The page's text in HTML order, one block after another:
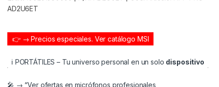
AD2U6ET
👉 → Precios especiales. Ver catálogo MSI
ℹ️ PORTÁTILES – Tu universo personal en un solo dispositivo
🎤 → “Ver ofertas en micrófonos profesionales